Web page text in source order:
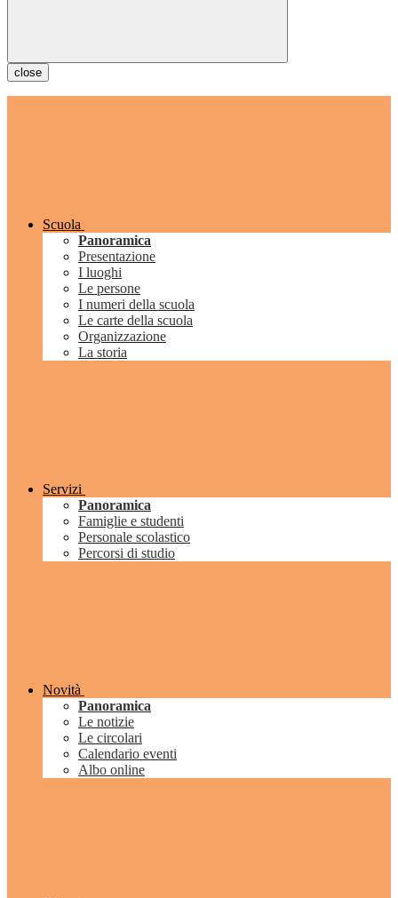
close
Scuola
Panoramica
Presentazione
I luoghi
Le persone
I numeri della scuola
Le carte della scuola
Organizzazione
La storia
Servizi
Panoramica
Famiglie e studenti
Personale scolastico
Percorsi di studio
Novità
Panoramica
Le notizie
Le circolari
Calendario eventi
Albo online